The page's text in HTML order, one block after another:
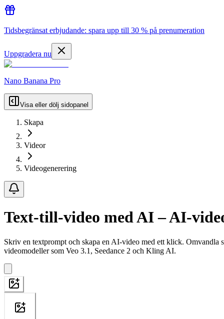
Tidsbegränsat erbjudande: spara upp till 30 % på prenumeration
Uppgradera nu
Nano Banana Pro
Visa eller dölj sidopanel
Skapa
Videor
Videogenerering
Text-till-video med AI – AI-
Skriv en textprompt och skapa en AI-video med ett klick. Omvandla
videomodeller som Veo 3.1, Seedance 2 och Kling AI.